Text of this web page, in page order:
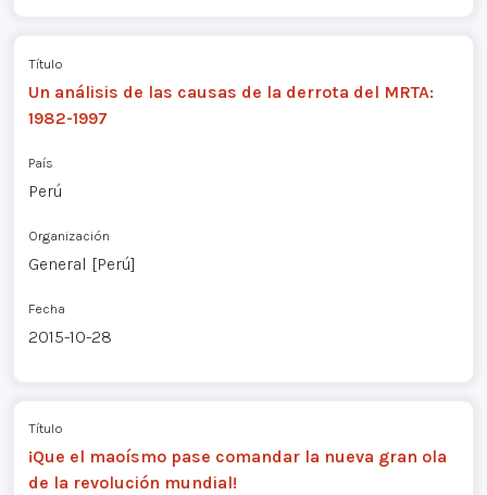
Título
Un análisis de las causas de la derrota del MRTA:
1982-1997
País
Perú
Organización
General [Perú]
Fecha
2015-10-28
Título
¡Que el maoísmo pase comandar la nueva gran ola
de la revolución mundial!